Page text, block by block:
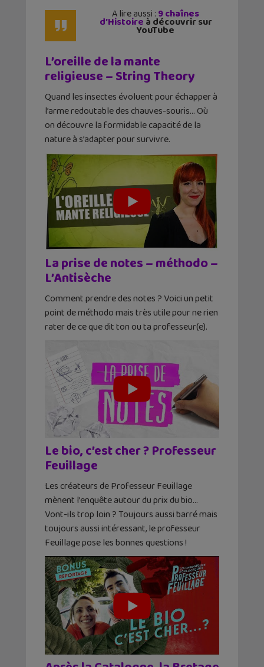
A lire aussi : 9 chaînes
d’Histoire à découvrir sur
YouTube
L’oreille de la mante
religieuse – String Theory
Quand les insectes évoluent pour échapper à
l’arme redoutable des chauves-souris… Où
on découvre la formidable capacité de la
nature à s’adapter pour survivre.
La prise de notes – méthodo –
L’Antisèche
Comment prendre des notes ? Voici un petit
point de méthodo mais très utile pour ne rien
rater de ce que dit ton ou ta professeur(e).
Le bio, c’est cher ? Professeur
Feuillage
Les créateurs de Professeur Feuillage
mènent l’enquête autour du prix du bio…
Vont-ils trop loin ? Toujours aussi barré mais
toujours aussi intéressant, le professeur
Feuillage pose les bonnes questions !